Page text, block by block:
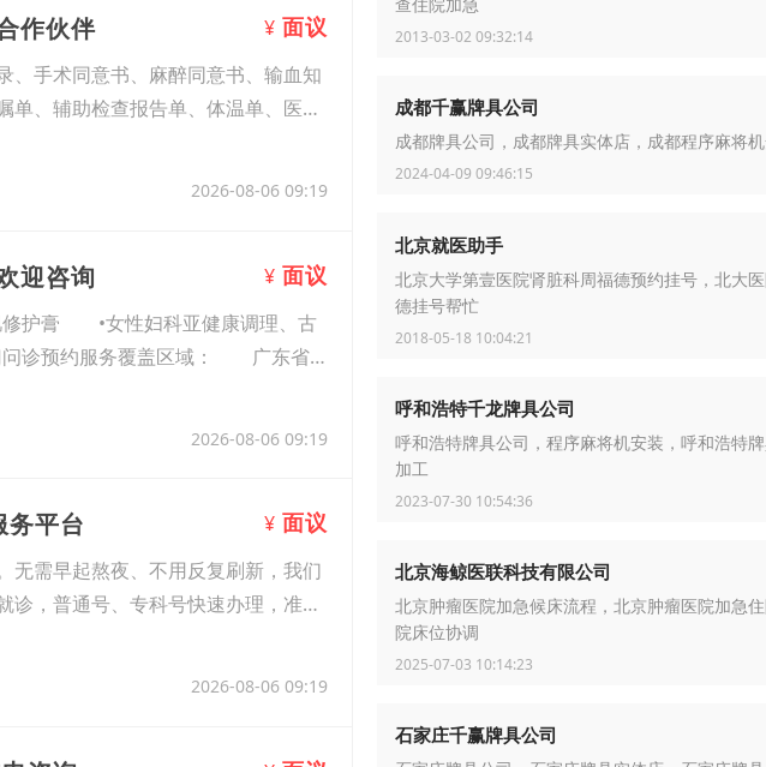
作伙伴 ¥ 面议
、手术同意书、麻醉同意书、输血知
、辅助检查报告单、体温单、医学
2026-08-06 09:19
迎咨询 ¥ 面议
护膏 •女性妇科亚健康调理、古
问诊预约服务覆盖区域： 广东省
2026-08-06 09:19
务平台 ¥ 面议
无需早起熬夜、不用反复刷新，我们
，普通号、专科号快速办理，准时
2026-08-06 09:19
查住院加急
2013-03-02 09:32:14
成都千赢牌具公司
成都牌具公司，成都牌具实体店，成都程序麻将
2024-04-09 09:46:15
北京就医助手
北京大学第壹医院肾脏科周福德预约挂号，北大
德挂号帮忙
2018-05-18 10:04:21
呼和浩特千龙牌具公司
呼和浩特牌具公司，程序麻将机安装，呼和浩特
加工
2023-07-30 10:54:36
北京海鲸医联科技有限公司
北京肿瘤医院加急候床流程，北京肿瘤医院加急
院床位协调
2025-07-03 10:14:23
石家庄千赢牌具公司